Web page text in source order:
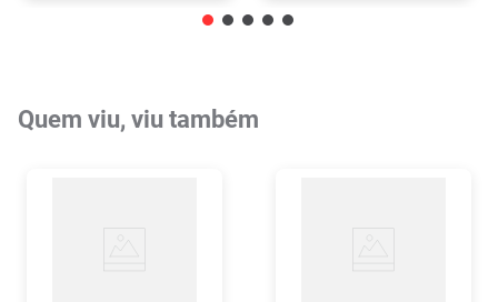
Quem viu, viu também